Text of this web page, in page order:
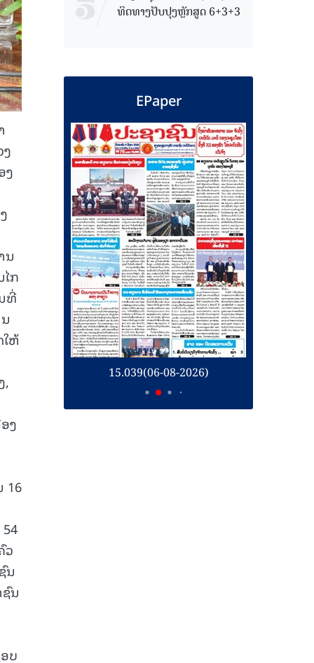
ງ
ນ
ກ
ທີ່
ຫ້
,
ງ
16
ວ
ນ
ນ
ບ
ທິດທາງປັບປຸງຫຼັກສູດ 6+3+3
EPaper
15.039(06-08-2026)